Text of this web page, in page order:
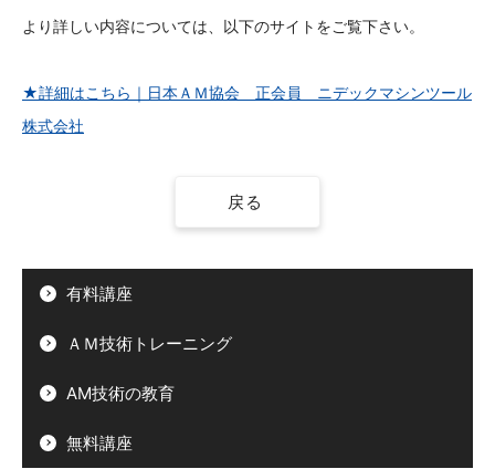
より詳しい内容については、以下のサイトをご覧下さい。
★詳細はこちら｜日本ＡＭ協会 正会員 ニデックマシンツール
株式会社
戻る
有料講座
ＡＭ技術トレーニング
AM技術の教育
無料講座